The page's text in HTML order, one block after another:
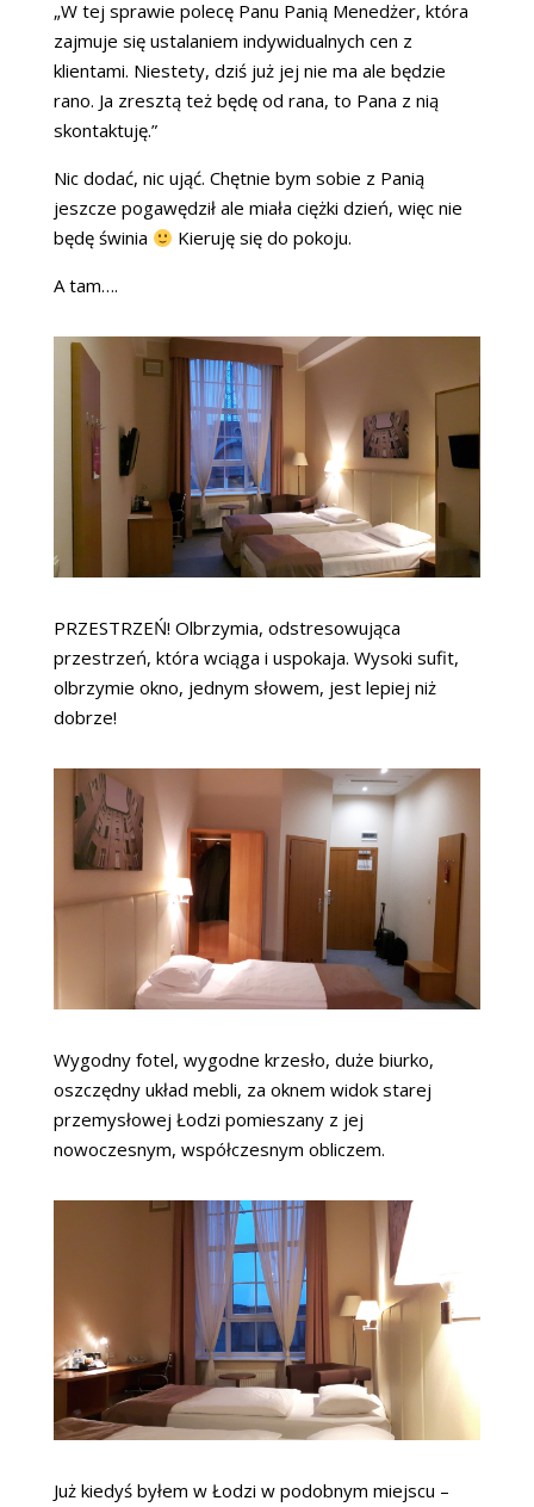
„W tej sprawie polecę Panu Panią Menedżer, która
zajmuje się ustalaniem indywidualnych cen z
klientami. Niestety, dziś już jej nie ma ale będzie
rano. Ja zresztą też będę od rana, to Pana z nią
skontaktuję.”
Nic dodać, nic ująć. Chętnie bym sobie z Panią
jeszcze pogawędził ale miała ciężki dzień, więc nie
będę świnia
Kieruję się do pokoju.
A tam….
PRZESTRZEŃ! Olbrzymia, odstresowująca
przestrzeń, która wciąga i uspokaja. Wysoki sufit,
olbrzymie okno, jednym słowem, jest lepiej niż
dobrze!
Wygodny fotel, wygodne krzesło, duże biurko,
oszczędny układ mebli, za oknem widok starej
przemysłowej Łodzi pomieszany z jej
nowoczesnym, współczesnym obliczem.
Już kiedyś byłem w Łodzi w podobnym miejscu –